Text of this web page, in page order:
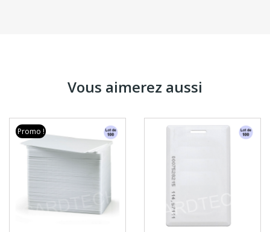
Vous aimerez aussi
Promo !